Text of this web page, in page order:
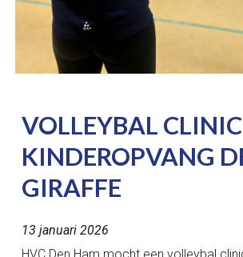
VOLLEYBAL CLINIC
KINDEROPVANG
GIRAFFE
13 januari 2026